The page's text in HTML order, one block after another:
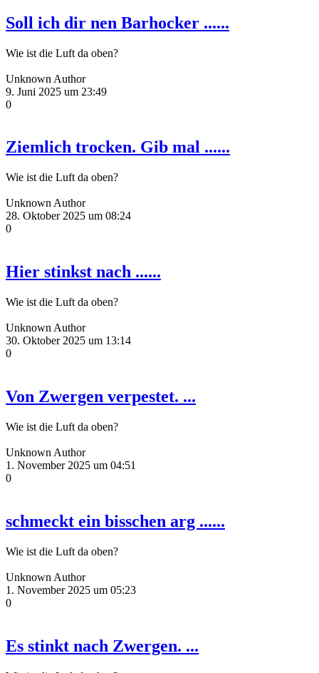
Soll ich dir nen Barhocker ......
Wie ist die Luft da oben?
Unknown Author
9. Juni 2025 um 23:49
0
Ziemlich trocken. Gib mal ......
Wie ist die Luft da oben?
Unknown Author
28. Oktober 2025 um 08:24
0
Hier stinkst nach ......
Wie ist die Luft da oben?
Unknown Author
30. Oktober 2025 um 13:14
0
Von Zwergen verpestet. ...
Wie ist die Luft da oben?
Unknown Author
1. November 2025 um 04:51
0
schmeckt ein bisschen arg ......
Wie ist die Luft da oben?
Unknown Author
1. November 2025 um 05:23
0
Es stinkt nach Zwergen. ...